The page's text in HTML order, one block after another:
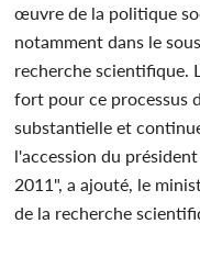
œuvre de la politique
notamment dans le
recherche scientifique.
fort pour ce processus
substantielle et
l'accession du
2011", a ajouté, le
de la recherche